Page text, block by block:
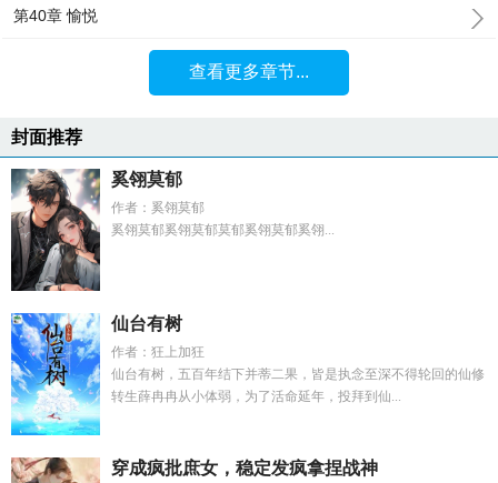
第40章 愉悦
查看更多章节...
封面推荐
奚翎莫郁
作者：奚翎莫郁
奚翎莫郁奚翎莫郁莫郁奚翎莫郁奚翎...
仙台有树
作者：狂上加狂
仙台有树，五百年结下并蒂二果，皆是执念至深不得轮回的仙修
转生薛冉冉从小体弱，为了活命延年，投拜到仙...
穿成疯批庶女，稳定发疯拿捏战神